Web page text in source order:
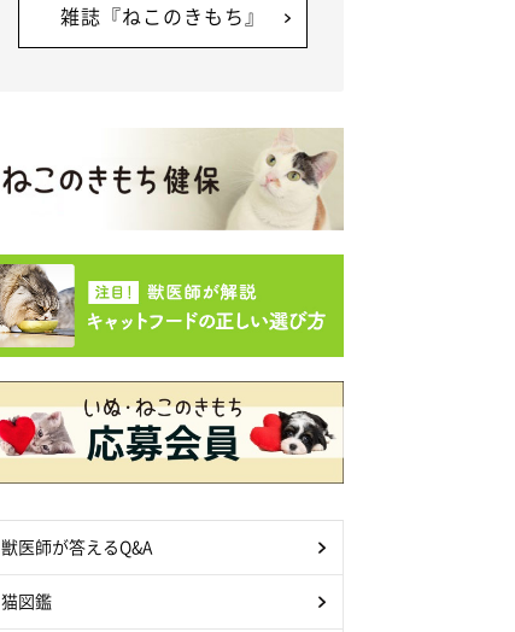
雑誌『ねこのきもち』
獣医師が答えるQ&A
猫図鑑